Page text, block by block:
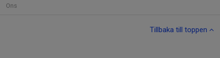
Ons
Tillbaka till toppen